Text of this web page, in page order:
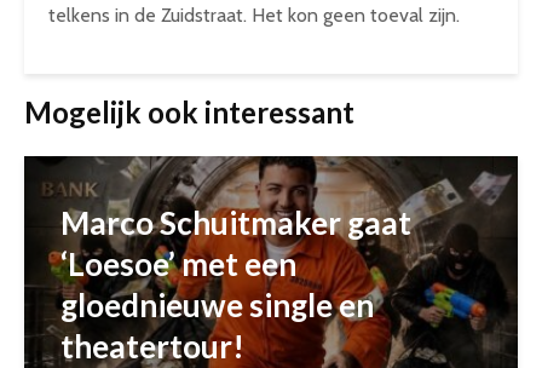
telkens in de Zuidstraat. Het kon geen toeval zijn.
Mogelijk ook interessant
Marco Schuitmaker gaat
‘Loesoe’ met een
gloednieuwe single en
theatertour!